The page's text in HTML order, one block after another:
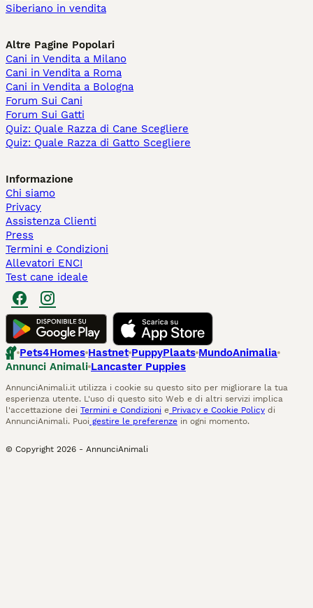
Siberiano in vendita
Altre Pagine Popolari
Cani in Vendita a Milano
Cani in Vendita a Roma
Cani in Vendita a Bologna
Forum Sui Cani
Forum Sui Gatti
Quiz: Quale Razza di Cane Scegliere
Quiz: Quale Razza di Gatto Scegliere
Informazione
Chi siamo
Privacy
Assistenza Clienti
Press
Termini e Condizioni
Allevatori ENCI
Test cane ideale
Pets4Homes Hastnet PuppyPlaats MundoAnimalia
Annunci Animali Lancaster Puppies
AnnunciAnimali.it utilizza i cookie su questo sito per migliorare la tua
esperienza utente. L'uso di questo sito Web e di altri servizi implica
l'accettazione dei Termini e Condizioni e Privacy e Cookie Policy di
AnnunciAnimali. Puoi gestire le preferenze in ogni momento.
© Copyright 2026 - AnnunciAnimali